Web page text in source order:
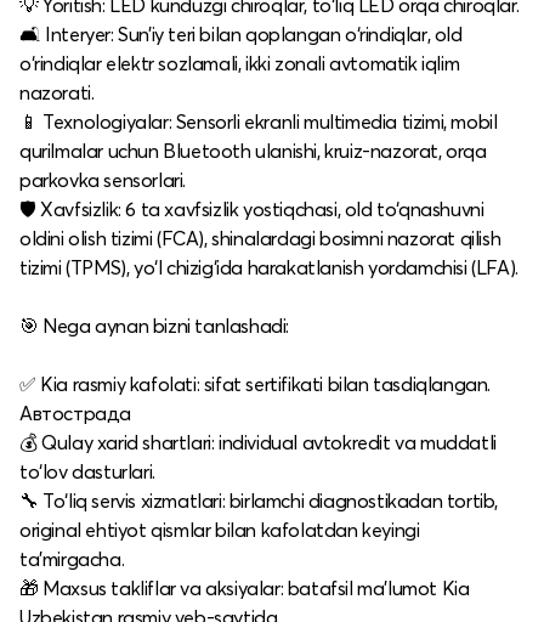
💡 Yoritish: LED kunduzgi chiroqlar, to‘liq LED orqa chiroqlar.​
🛋️ Interyer: Sun’iy teri bilan qoplangan o‘rindiqlar, old
o‘rindiqlar elektr sozlamali, ikki zonali avtomatik iqlim
nazorati.​
📱 Texnologiyalar: Sensorli ekranli multimedia tizimi, mobil
qurilmalar uchun Bluetooth ulanishi, kruiz-nazorat, orqa
parkovka sensorlari.​
🛡️ Xavfsizlik: 6 ta xavfsizlik yostiqchasi, old to‘qnashuvni
oldini olish tizimi (FCA), shinalardagi bosimni nazorat qilish
tizimi (TPMS), yo‘l chizig‘ida harakatlanish yordamchisi (LFA).​
🎯 Nega aynan bizni tanlashadi:
✅ Kia rasmiy kafolati: sifat sertifikati bilan tasdiqlangan.​
Автострада
💰 Qulay xarid shartlari: individual avtokredit va muddatli
to‘lov dasturlari.​
🔧 To‘liq servis xizmatlari: birlamchi diagnostikadan tortib,
original ehtiyot qismlar bilan kafolatdan keyingi
ta’mirgacha.​
🎁 Maxsus takliflar va aksiyalar: batafsil ma’lumot Kia